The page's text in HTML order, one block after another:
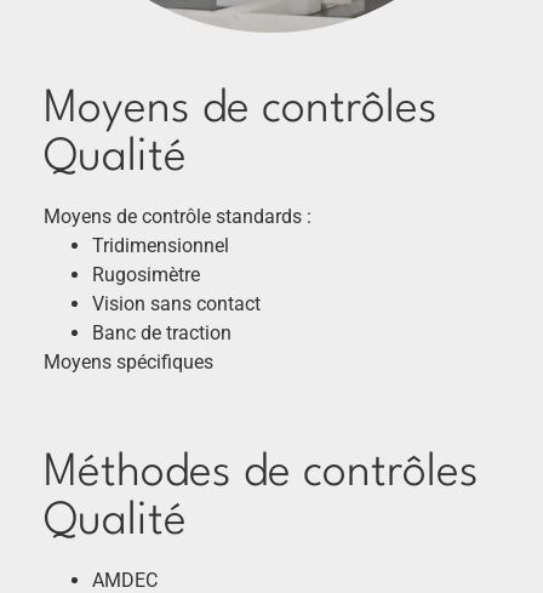
Moyens de contrôles
Qualité
Moyens de contrôle standards :
Tridimensionnel
Rugosimètre
Vision sans contact
Banc de traction
Moyens spécifiques
Méthodes de contrôles
Qualité
AMDEC